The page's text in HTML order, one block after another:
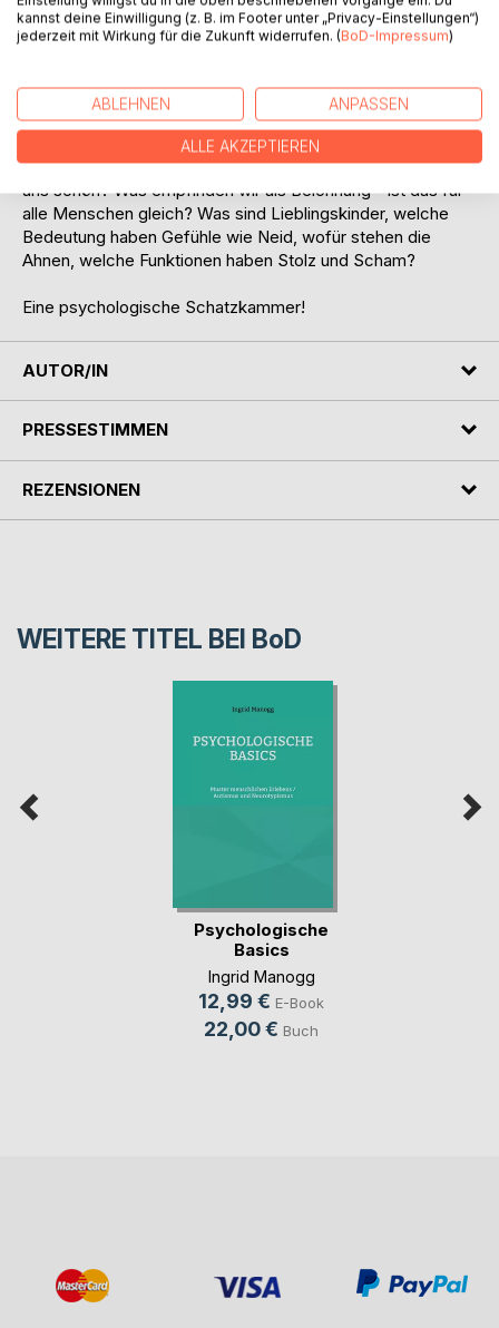
BESCHREIBUNG
Als Menschen gehen wir in Verbindung. Wie stellen wir uns
diese vor? Welche Rolle spielen dabei innere Bilder und
Emotionen? Welche Sinnessysteme nutzen wir, sind wir
denkfeindlich? Wann fühlen wir uns als Ich? Was erscheint
uns schön? Was empfinden wir als Belohnung - ist das für
alle Menschen gleich? Was sind Lieblingskinder, welche
Bedeutung haben Gefühle wie Neid, wofür stehen die
Ahnen, welche Funktionen haben Stolz und Scham?
Eine psychologische Schatzkammer!
AUTOR/IN
PRESSESTIMMEN
REZENSIONEN
WEITERE TITEL BEI BoD
Psychologische
Basics
Ingrid Manogg
12,99 € E-Book
22,00 € Buch
kannst deine Einwilligung (z. B. im Footer unter „Privacy-Einstellungen“)
jederzeit mit Wirkung für die Zukunft widerrufen. (BoD-Impressum)
ABLEHNEN ANPASSEN
ALLE AKZEPTIEREN